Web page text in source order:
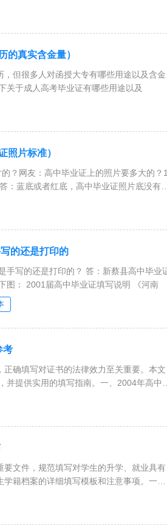
的真实含金量）
但很多人对函授大专有哪些用途以及含金
家讲述一下关于成人高考毕业证有哪些用途以及
照片标准）
？网友：高中毕业证上的照片要多大的？1
的还是打印的
的？ 答：新蔡县高中毕业证
在2001年是手写的，而不是打印的。详情参考下图： 2001届高中毕业证填写说明 《河南
考
确填写对证书的法律效力至关重要。本文
提供实用的填写指南。一、2004年高中毕
文件，规范填写对学生的升学、就业具有
籍档案的详细填写模板和注意事项。一、